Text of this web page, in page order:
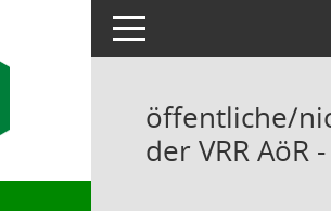
Toggle navigation
öffentliche/
der VRR AöR